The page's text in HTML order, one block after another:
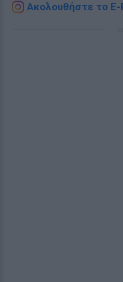
Ακολουθήστε το